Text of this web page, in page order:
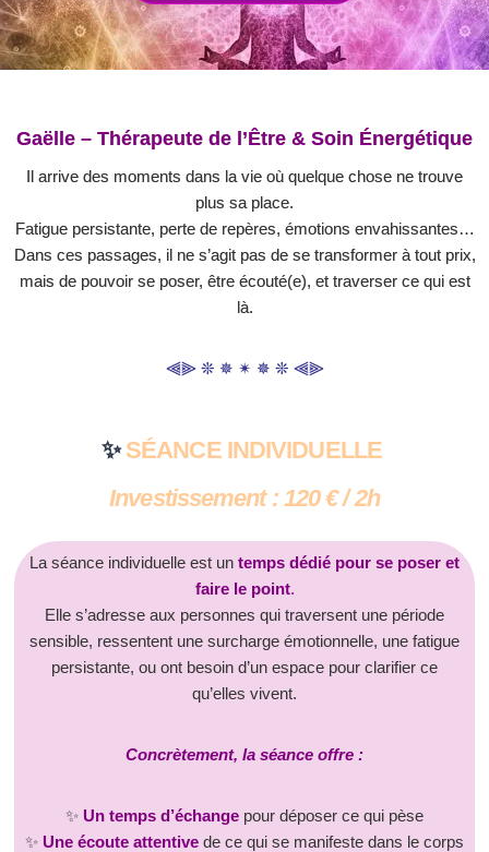
Gaëlle – Thérapeute de l’Être & Soin Énergétique
Il arrive des moments dans la vie où quelque chose ne trouve
plus sa place.
Fatigue persistante, perte de repères, émotions envahissantes…
Dans ces passages, il ne s’agit pas de se transformer à tout prix,
mais de pouvoir se poser, être écouté(e), et traverser ce qui est
là.
⫷⫸ ❊ ✵ ✴ ✵ ❊ ⫷⫸
✨SÉANCE INDIVIDUELLE
Investissement : 120 € / 2h
La séance individuelle est un temps dédié pour se poser et
faire le point.
Elle s’adresse aux personnes qui traversent une période
sensible, ressentent une surcharge émotionnelle, une fatigue
persistante, ou ont besoin d’un espace pour clarifier ce
qu’elles vivent.
Concrètement, la séance offre :
✨ Un temps d’échange pour déposer ce qui pèse
✨ Une écoute attentive de ce qui se manifeste dans le corps